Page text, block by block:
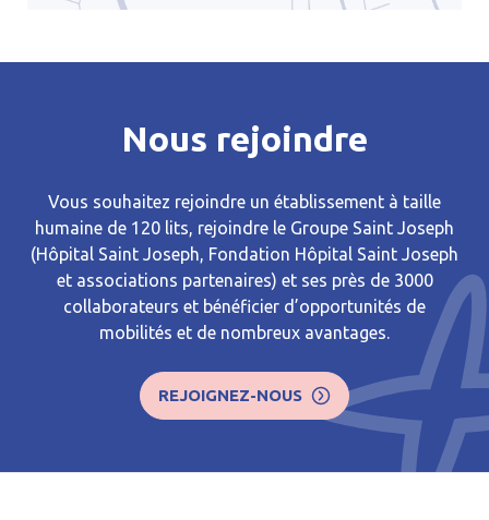
Nous rejoindre
Vous souhaitez rejoindre un établissement à taille
humaine de 120 lits, rejoindre le Groupe Saint Joseph
(Hôpital Saint Joseph, Fondation Hôpital Saint Joseph
et associations partenaires) et ses près de 3000
collaborateurs et bénéficier d’opportunités de
mobilités et de nombreux avantages.
REJOIGNEZ-NOUS